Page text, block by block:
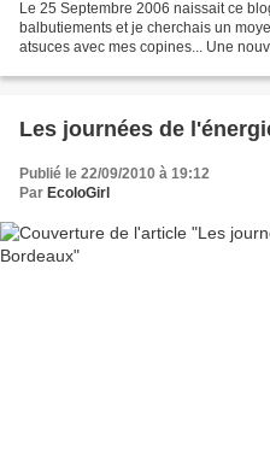
Le 25 Septembre 2006 naissait ce
balbutiements et je cherchais un
atsuces avec mes copines... Une
Les journées de
Publié le 22/09/2010 à 19:12
Par EcoloGirl